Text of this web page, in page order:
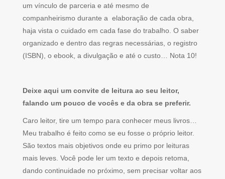
um vínculo de parceria e até mesmo de
companheirismo durante a elaboração de cada obra,
haja vista o cuidado em cada fase do trabalho. O saber
organizado e dentro das regras necessárias, o registro
(ISBN), o ebook, a divulgação e até o custo… Nota 10!
Deixe aqui um convite de leitura ao seu leitor,
falando um pouco de vocês e da obra se preferir.
Caro leitor, tire um tempo para conhecer meus livros…
Meu trabalho é feito como se eu fosse o próprio leitor.
São textos mais objetivos onde eu primo por leituras
mais leves. Você pode ler um texto e depois retoma,
dando continuidade no próximo, sem precisar voltar aos